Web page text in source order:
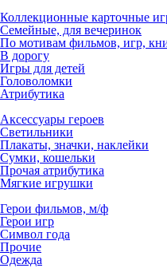
Коллекционные карточные
Семейные, для вечеринок
По мотивам фильмов, игр,
В дорогу
Игры для детей
Головоломки
Атрибутика
Аксессуары героев
Светильники
Плакаты, значки, наклейки
Сумки, кошельки
Прочая атрибутика
Мягкие игрушки
Герои фильмов, м/ф
Герои игр
Символ года
Прочие
Одежда